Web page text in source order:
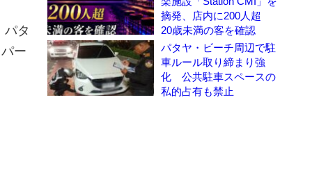
パタ
ー
摘発、店内に200人超
20歳未満の客を確認
パタヤ・ビーチ周辺で駐
車ルール取り締まり強
化 公共駐車スペースの
私的占有も禁止